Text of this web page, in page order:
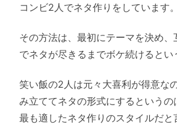
コンビ2人でネタ作りをしています。
その方法は、最初にテーマを決め
でネタが尽きるまでボケ続けるとい
笑い飯の2人は元々大喜利が得意な
み立ててネタの形式にするというの
最も適したネタ作りのスタイルだと